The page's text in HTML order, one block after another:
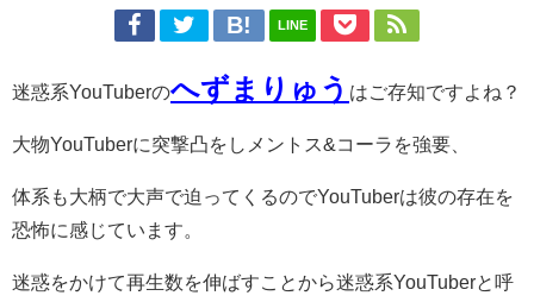
LINE
迷惑系YouTuberのへずまりゅう はご存知ですよね？
大物YouTuberに突撃凸をしメントス&コーラを強要、
体系も大柄で大声で迫ってくるのでYouTuberは彼の存在を
恐怖に感じています。
迷惑をかけて再生数を伸ばすことから迷惑系YouTuberと呼